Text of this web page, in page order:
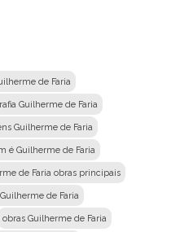
de Faria
Guilherme de Faria
Guilherme de Faria
é Guilherme de Faria
de Faria obras principais
de Faria
obras Guilherme de Faria